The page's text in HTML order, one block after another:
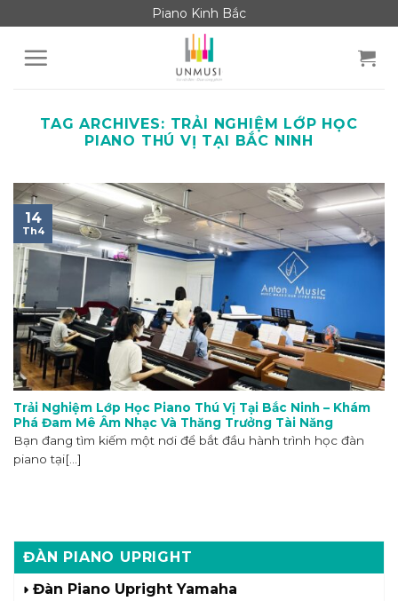
to
content
Piano Kinh Bắc
TAG ARCHIVES: TRẢI NGHIỆM LỚP HỌC
PIANO THÚ VỊ TẠI BẮC NINH
ĐÀN PIANO UPRIGHT
Đàn Piano Upright Yamaha
Trải Nghiệm Lớp Học Piano Thú Vị Tại Bắc Ninh – Khám
Phá Đam Mê Âm Nhạc Và Thăng Trưởng Tài Năng
Bạn đang tìm kiếm một nơi để bắt đầu hành trình học đàn
piano tại[...]
14
Th4